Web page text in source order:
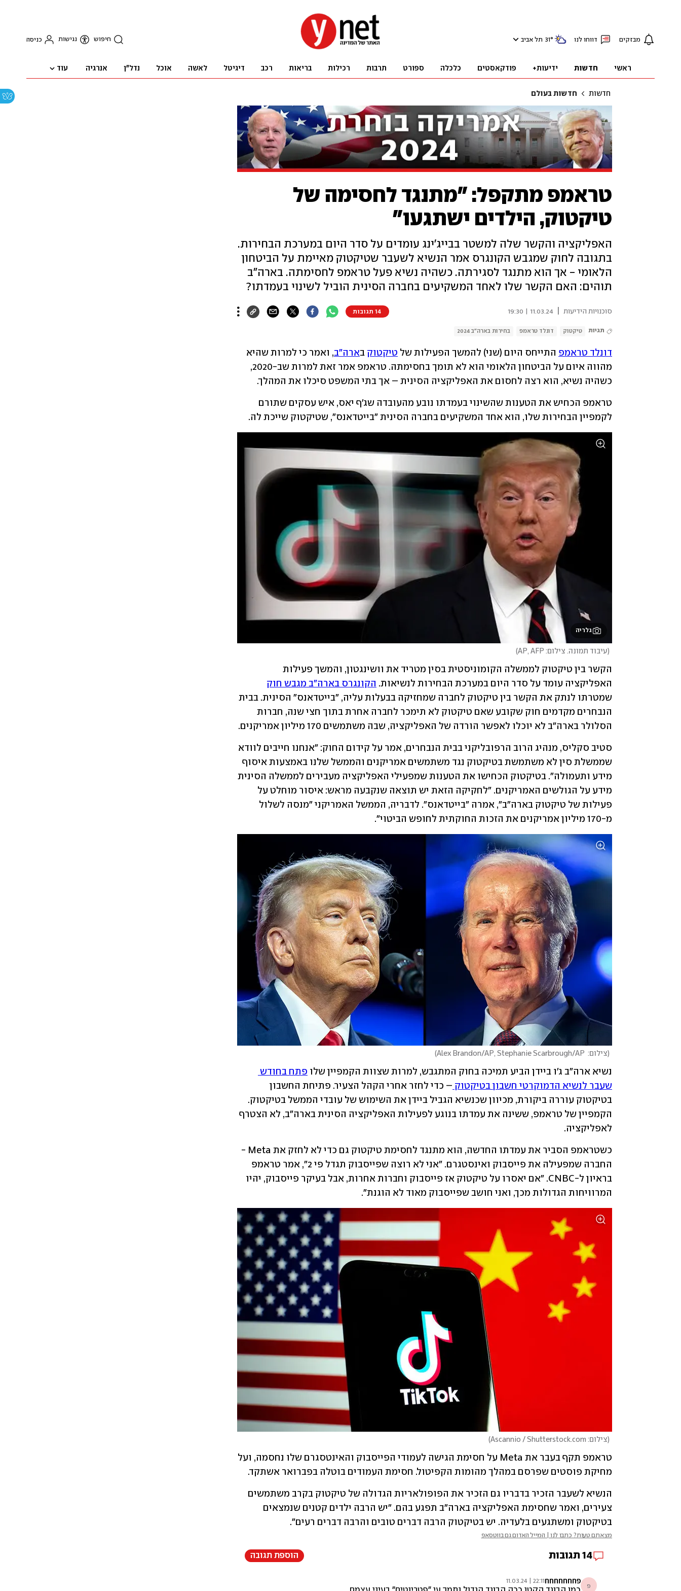
מבזקים דווחו לנו 31° תל אביב חיפוש נגישות כניסה
ראשי חדשות ידיעות+ פודקאסטים כלכלה ספורט תרבות רכילות בריאות רכב דיגיטל לאשה אוכל נדל"ן אנרגיה עוד
חדשות חדשות בעולם
טראמפ מתקפל: "מתנגד לחסימה של
טיקטוק, הילדים ישתגעו"
האפליקציה והקשר שלה למשטר בבייג'ינג עומדים על סדר היום במערכת הבחירות.
בתגובה לחוק שמגבש הקונגרס אמר הנשיא לשעבר שטיקטוק מאיימת על הביטחון
הלאומי - אך הוא מתנגד לסגירתה. כשהיה נשיא פעל טראמפ לחסימתה. בארה"ב
תוהים: האם הקשר שלו לאחד המשקיעים בחברה הסינית הוביל לשינוי בעמדתו?
סוכנויות הידיעות 11.03.24 | 19:30 14 תגובות
תגיות טיקטוק דונלד טראמפ בחירות בארה"ב 2024
דונלד טראמפ התייחס היום (שני) להמשך הפעילות של טיקטוק בארה"ב
כשהיה נשיא, הוא רצה לחסום את האפליקציה הסינית – אך בתי המשפט סיכלו את המהלך.
לקמפיין הבחירות שלו, הוא אחד המשקיעים בחברה הסינית "בייטדאנס", שטיקטוק שייכת לה.
גלריה
(עיבוד תמונה. צילום: AP, AFP )
האפליקציה עומד על סדר היום במערכת הבחירות לנשיאות. הקונגרס בארה"ב מגבש חוק
הסלולר בארה"ב לא יוכלו לאפשר הורדה של האפליקציה, שבה משתמשים 170 מיליון אמריקנים.
מ-170 מיליון אמריקנים את הזכות החוקתית לחופש הביטוי".
(צילום:  Alex Brandon/AP, Stephanie Scarbrough/AP )
נשיא ארה"ב ג'ו ביידן הביע תמיכה בחוק המתגבש, למרות שצוות הקמפיין שלו
שעבר לנשיא הדמוקרטי חשבון בטיקטוק
לאפליקציה.
המרוויחות הגדולות מכך, ואני חושב שפייסבוק מאוד לא הוגנת".
(צילום: Ascannio / Shutterstock.com )
מחיקת פוסטים שפרסם במהלך מהומות הקפיטול. חסימת העמודים בוטלה בפברואר אשתקד.
בטיקטוק ומשתגעים בלעדיה. יש בטיקטוק הרבה דברים טובים והרבה דברים רעים".
מצאתם טעות? כתבו לנו | המייל האדום גם בווטסאפ
14 תגובות הוספת תגובה
פ פחחחחחחח 22:11 | 11.03.24